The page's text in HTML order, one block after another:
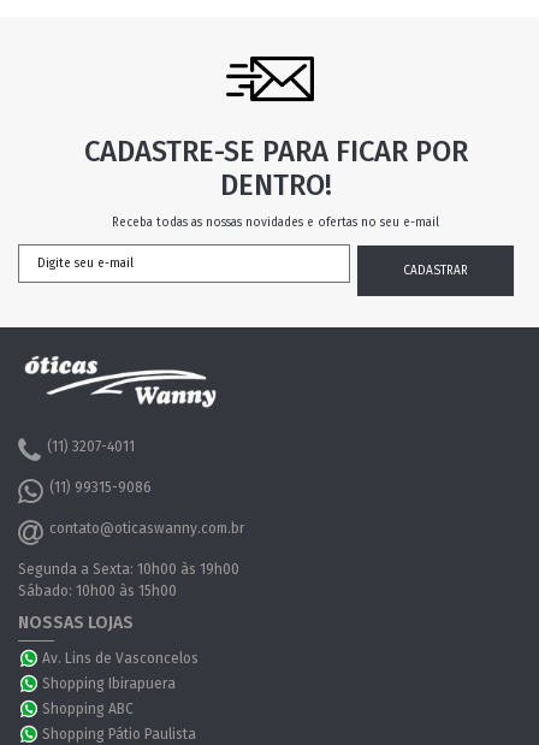
CADASTRE-SE PARA FICAR POR
DENTRO!
Receba todas as nossas novidades e ofertas no seu e-mail
(11) 3207-4011
(11) 99315-9086
contato@oticaswanny.com.br
Segunda a Sexta: 10h00 às 19h00
Sábado: 10h00 às 15h00
NOSSAS LOJAS
Av. Lins de Vasconcelos
Shopping Ibirapuera
Shopping ABC
Shopping Pátio Paulista